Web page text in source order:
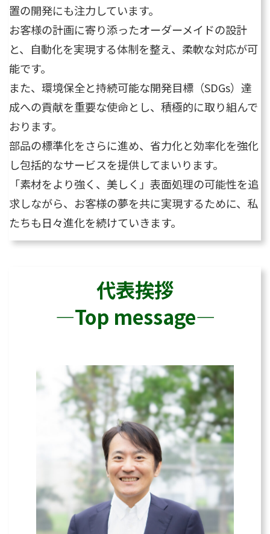
置の開発にも注力しています。
お客様の計画に寄り添ったオーダーメイドの設計
と、自動化を実現する体制を整え、柔軟な対応が可
能です。
また、環境保全と持続可能な開発目標（SDGs）達
成への貢献を重要な使命とし、積極的に取り組んで
おります。
部品の標準化をさらに進め、省力化と効率化を強化
し包括的なサービスを提供してまいります。
「素材をより強く、美しく」表面処理の可能性を追
求しながら、お客様の夢を共に実現するために、私
たちも日々進化を続けていきます。
代表挨拶
―Top message―